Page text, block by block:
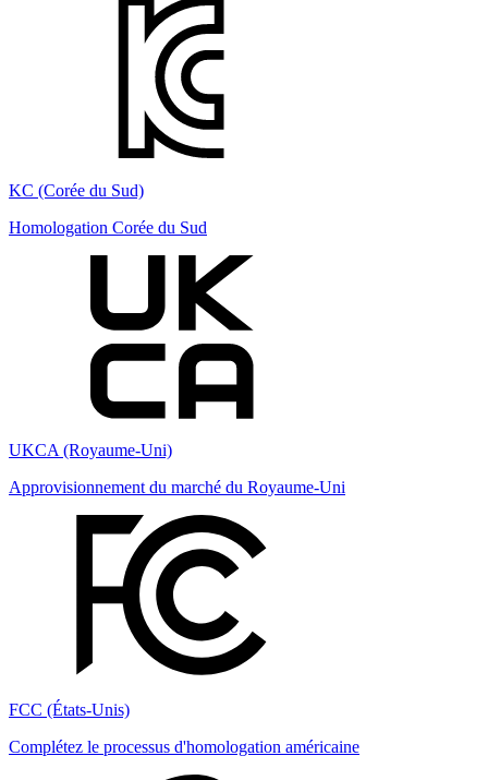
KC (Corée du Sud)
Homologation Corée du Sud
UKCA (Royaume-Uni)
Approvisionnement du marché du Royaume-Uni
FCC (États-Unis)
Complétez le processus d'homologation américaine